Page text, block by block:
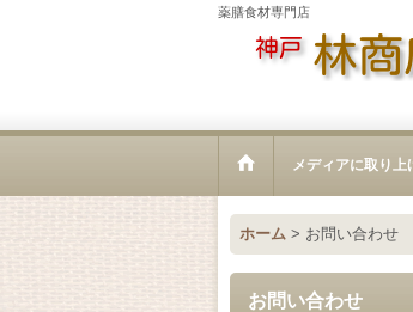
薬膳食材専門店
メディアに取り上
ホーム > お問い合わせ
お問い合わせ